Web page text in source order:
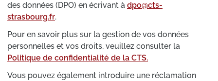
des données (DPO) en écrivant à dpo@cts-
strasbourg.fr.
Pour en savoir plus sur la gestion de vos données
personnelles et vos droits, veuillez consulter la
Politique de confidentialité de la CTS.
Vous pouvez également introduire une réclamation